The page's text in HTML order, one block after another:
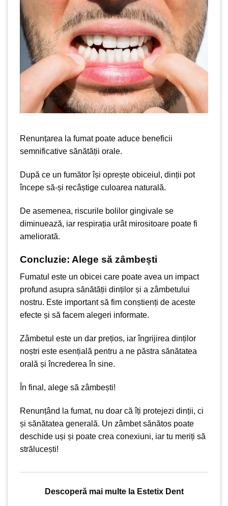
Renunțarea la fumat poate aduce beneficii
semnificative sănătății orale.
După ce un fumător își oprește obiceiul, dinții pot
începe să-și recâștige culoarea naturală.
De asemenea, riscurile bolilor gingivale se
diminuează, iar respirația urât mirositoare poate fi
ameliorată.
Concluzie: Alege să zâmbești
Fumatul este un obicei care poate avea un impact
profund asupra sănătății dinților și a zâmbetului
nostru. Este important să fim conștienți de aceste
efecte și să facem alegeri informate.
Zâmbetul este un dar prețios, iar îngrijirea dinților
noștri este esențială pentru a ne păstra sănătatea
orală și încrederea în sine.
În final, alege să zâmbești!
Renunțând la fumat, nu doar că îți protejezi dinții, ci
și sănătatea generală. Un zâmbet sănătos poate
deschide uși și poate crea conexiuni, iar tu meriți să
strălucești!
Descoperă mai multe la Estetix Dent